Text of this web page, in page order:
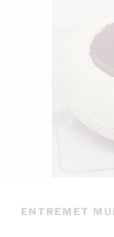
ENTREMET